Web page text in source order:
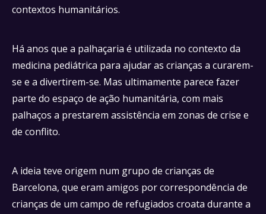
contextos humanitários.
Há anos que a palhaçaria é utilizada no contexto da
medicina pediátrica para ajudar as crianças a curarem-
se e a divertirem-se. Mas ultimamente parece fazer
parte do espaço de ação humanitária, com mais
palhaços a prestarem assistência em zonas de crise e
de conflito.
A ideia teve origem num grupo de crianças de
Barcelona, que eram amigos por correspondência de
crianças de um campo de refugiados croata durante a